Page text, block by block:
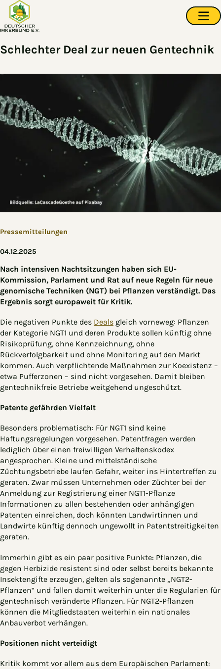
Zum Hauptinhalt springen
Schlechter Deal zur neuen Gentechnik
Pressemitteilungen
04.12.2025
Nach intensiven Nachtsitzungen haben sich EU-
Kommission, Parlament und Rat auf neue Regeln für neue
genomische Techniken (NGT) bei Pflanzen verständigt. Das
Ergebnis sorgt europaweit für Kritik.
Die negativen Punkte des Deals gleich vorneweg: Pflanzen
der Kategorie NGT1 und deren Produkte sollen künftig ohne
Risikoprüfung, ohne Kennzeichnung, ohne
Rückverfolgbarkeit und ohne Monitoring auf den Markt
kommen. Auch verpflichtende Maßnahmen zur Koexistenz –
etwa Pufferzonen – sind nicht vorgesehen. Damit bleiben
gentechnikfreie Betriebe weitgehend ungeschützt.
Patente gefährden Vielfalt
Besonders problematisch: Für NGT1 sind keine
Haftungsregelungen vorgesehen. Patentfragen werden
lediglich über einen freiwilligen Verhaltenskodex
angesprochen. Kleine und mittelständische
Züchtungsbetriebe laufen Gefahr, weiter ins Hintertreffen zu
geraten. Zwar müssen Unternehmen oder Züchter bei der
Anmeldung zur Registrierung einer NGT1-Pflanze
Informationen zu allen bestehenden oder anhängigen
Patenten einreichen, doch könnten Landwirtinnen und
Landwirte künftig dennoch ungewollt in Patentstreitigkeiten
geraten.
Immerhin gibt es ein paar positive Punkte: Pflanzen, die
gegen Herbizide resistent sind oder selbst bereits bekannte
Insektengifte erzeugen, gelten als sogenannte „NGT2-
Pflanzen“ und fallen damit weiterhin unter die Regularien für
gentechnisch veränderte Pflanzen. Für NGT2-Pflanzen
können die Mitgliedstaaten weiterhin ein nationales
Anbauverbot verhängen.
Positionen nicht verteidigt
Kritik kommt vor allem aus dem Europäischen Parlament: